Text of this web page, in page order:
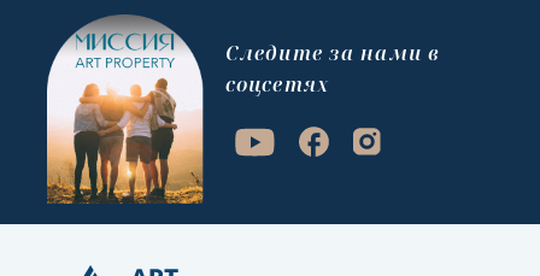
Cледите за нами в
соцсетях